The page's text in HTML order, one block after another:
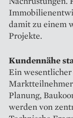
damit zu einem
Projekte.
Kundennähe
Ein wesentlicher
Planung,
werden von